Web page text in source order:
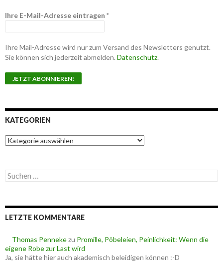
Ihre E-Mail-Adresse eintragen *
Ihre Mail-Adresse wird nur zum Versand des Newsletters genutzt.
Sie können sich jederzeit abmelden. Datenschutz.
KATEGORIEN
K
a
g
o
n
S
u
e
n
c
h
LETZTE KOMMENTARE
Thomas Pennekezu Promille, Pöbeleien, Peinlichkeit: Wenn die
eigene Robe zur Last wird
Ja, sie hätte hier auch akademisch beleidigen können :-D